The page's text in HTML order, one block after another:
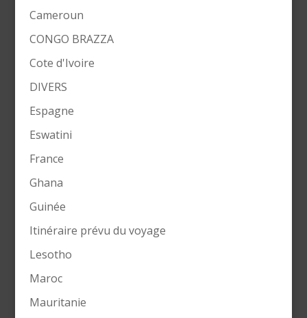
Cameroun
CONGO BRAZZA
Cote d'Ivoire
DIVERS
Espagne
Eswatini
France
Ghana
Guinée
Itinéraire prévu du voyage
Lesotho
Maroc
Mauritanie